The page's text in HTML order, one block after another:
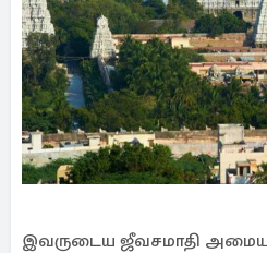
இவருடைய ஜீவசமாதி